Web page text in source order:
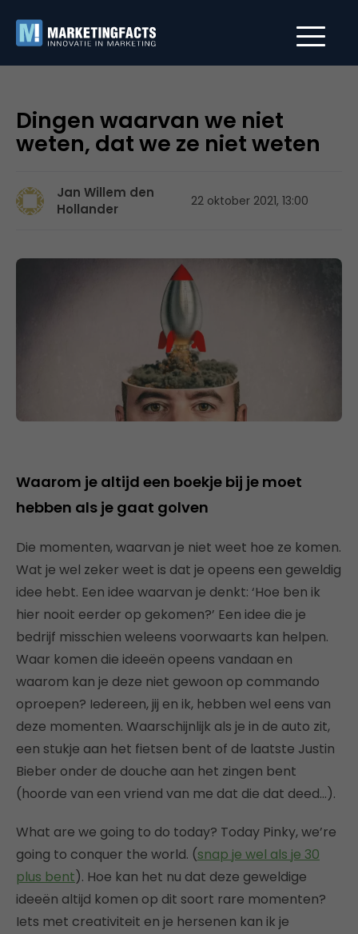
Dingen waarvan we niet
weten, dat we ze niet weten
Jan Willem den
Hollander
22 oktober 2021, 13:00
Waarom je altijd een boekje bij je moet
hebben als je gaat golven
Die momenten, waarvan je niet weet hoe ze komen.
Wat je wel zeker weet is dat je opeens een geweldig
idee hebt. Een idee waarvan je denkt: ‘Hoe ben ik
hier nooit eerder op gekomen?’ Een idee die je
bedrijf misschien weleens voorwaarts kan helpen.
Waar komen die ideeën opeens vandaan en
waarom kan je deze niet gewoon op commando
oproepen? Iedereen, jij en ik, hebben wel eens van
deze momenten. Waarschijnlijk als je in de auto zit,
een stukje aan het fietsen bent of de laatste Justin
Bieber onder de douche aan het zingen bent
(hoorde van een vriend van me dat die dat deed…).
What are we going to do today? Today Pinky, we’re
going to conquer the world. (snap je wel als je 30
plus bent). Hoe kan het nu dat deze geweldige
ideeën altijd komen op dit soort rare momenten?
Iets met creativiteit en je hersenen kan ik je